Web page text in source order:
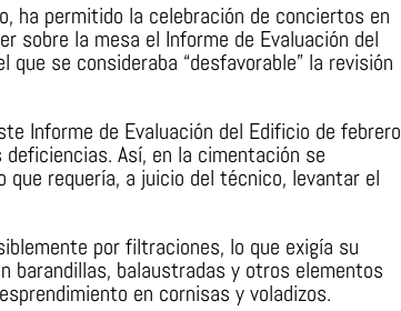
ha permitido la celebración de conciertos en
sobre la mesa el Informe de Evaluación del
se consideraba “desfavorable” la revisión
Informe de Evaluación del Edificio de febrero
Así, en la cimentación se
requería, a juicio del técnico, levantar el
por filtraciones, lo que exigía su
barandillas, balaustradas y otros elementos
en cornisas y voladizos.